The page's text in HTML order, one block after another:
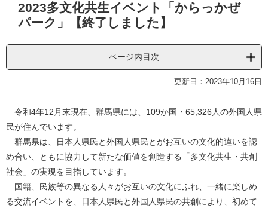
2023多文化共生イベント「からっかぜ
パーク」【終了しました】
ページ内目次
更新日：2023年10月16日
令和4年12月末現在、群馬県には、109か国・65,326人の外国人県
民が住んでいます。
群馬県は、日本人県民と外国人県民とがお互いの文化的違いを認
め合い、ともに協力して新たな価値を創造する「多文化共生・共創
社会」の実現を目指しています。
国籍、民族等の異なる人々がお互いの文化にふれ、一緒に楽しめ
る交流イベントを、日本人県民と外国人県民の共創により、初めて